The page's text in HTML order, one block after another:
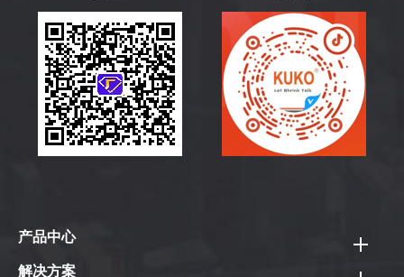
产品中心
热销产品
解决方案